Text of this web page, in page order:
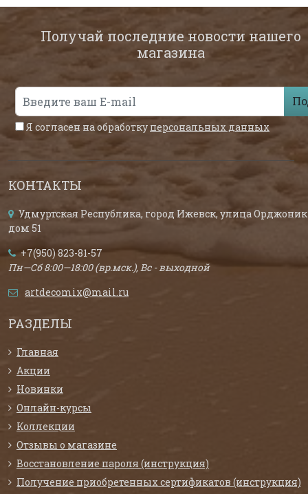
Получай последние новости нашего
магазина
Я согласен на обработку персональных данных
КОНТАКТЫ
Удмуртская Республика, город Ижевск, улица
дом 51
+7(950) 823-81-57
Пн—Сб 8:00—18:00 (вр.мск.), Вс - выходной
artdecomix@mail.ru
РАЗДЕЛЫ
Главная
Акции
Новинки
Онлайн-курсы
Коллекции
Отзывы о магазине
Восстановление пароля (инструкция)
Получение приобретенных сертификатов (инструкция)